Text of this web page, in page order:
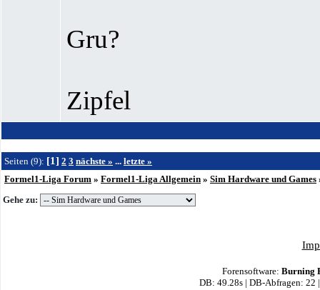
Gru?
Zipfel
Seiten (9): [1] 2 3 nächste » ... letzte »
Formel1-Liga Forum » Formel1-Liga Allgemein » Sim Hardware und Games
Gehe zu:
Forensoftware: Burning
DB: 49.28s | DB-Abfragen: 22